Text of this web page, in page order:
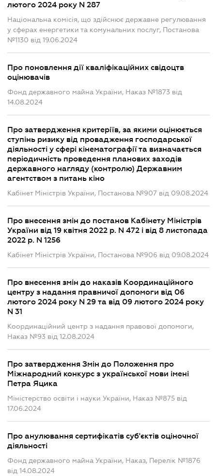
лютого 2024 року N 287
Національна комісія, що здійснює державне регулювання
у сферах енергетики та комунальних послуг, Постанова
№1130 від 19.06.2024
Про поновлення дії кваліфікаційних свідоцтв
оцінювачів
Фонд державного майна України, Наказ №1873 від
14.08.2024
Про затвердження критеріїв, за якими оцінюється
ступінь ризику від провадження господарської
діяльності у сфері кінематографії та визначається
періодичність проведення планових заходів
державного нагляду (контролю) Державним
агентством з питань кіно
Кабінет Міністрів України, Постанова №907 від 09.08.2024
Про внесення змін до постанов Кабінету Міністрів
України від 19 квітня 2022 р. N 472 і від 8 листопада
2022 р. N 1256
Кабінет Міністрів України, Постанова №906 від 09.08.2024
Про внесення змін до наказів Координаційного
центру з надання правничої допомоги від 06
лютого 2024 року N 29 та від 09 лютого 2024 року
N 31
Координаційний центр з надання правової допомоги,
Наказ №93 від 12.08.2024
Про затвердження Змін до Положення про
Міжнародний конкурс з української мови імені
Петра Яцика
Міністерство освіти і науки України, Наказ №875 від
17.06.2024
Про анулювання сертифікатів суб'єктів оціночної
діяльності
Фонд державного майна України, Наказ, Перелік №1876
від 14.08.2024